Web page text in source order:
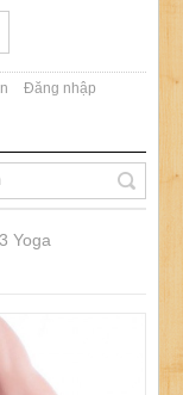
Đăng nhập
Yoga